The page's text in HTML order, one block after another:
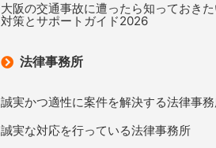
大阪の交通事故に遭ったら知っておき
対策とサポートガイド2026
法律事務所
誠実かつ適性に案件を解決する法律事
誠実な対応を行っている法律事務所